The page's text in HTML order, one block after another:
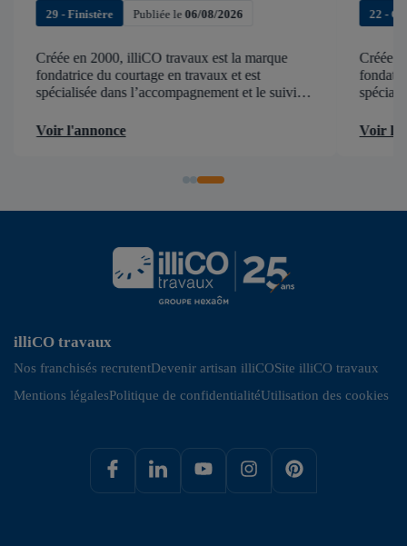
29 - Finistère Publiée le06/08/2026
Créée en 2000, illiCO travaux est la marque
fondatrice du courtage en travaux et est
spécialisée dans l’accompagnement et le suivi
d’accélérer et de faciliter tous les projets […]
Voir l'annonce
22 -
Créée
Voir
illiCO travaux
Nos franchisés recrutentDevenir artisan illiCOSite illiCO travaux
Mentions légalesPolitique de confidentialitéUtilisation des cookies